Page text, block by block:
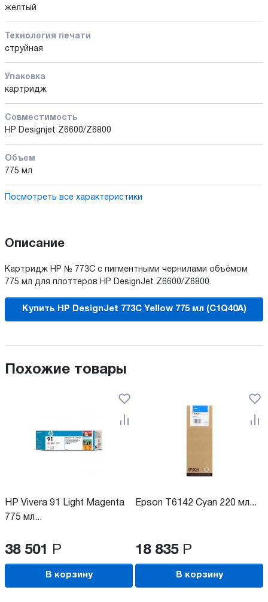
желтый
Технология печати
струйная
Упаковка
картридж
Совместимость
HP Designjet Z6600/Z6800
Объем
775 мл
Посмотреть все характеристики
Описание
Картридж HP № 773C с пигментными чернилами объёмом
775 мл для плоттеров HP DesignJet Z6600/Z6800.
Купить HP DesignJet 773C Yellow 775 мл (C1Q40A)
Похожие товары
HP Vivera 91 Light Magenta
775 мл...
38 501 Р
В корзину
Epson T6142 Cyan 220 мл...
18 835 Р
В корзину